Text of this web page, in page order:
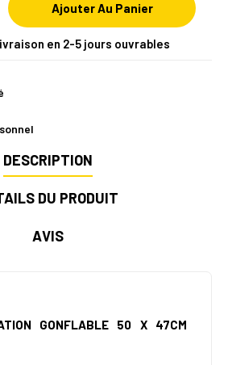
Ajouter Au Panier
en 2-5 jours ouvrables
DESCRIPTION
DU PRODUIT
AVIS
GONFLABLE 50 X 47CM